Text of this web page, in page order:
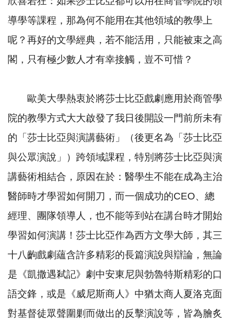
導學等課程，那為何不能用在其他領域的教學上
呢？再好的文學經典，若不能活用，只能被束之高
閣，只有極少數人才有幸接觸，豈不可惜？
歐美大學熱衷於將莎士比亞戲劇應用於商管學
院的教學方式大大啟發了我日後開設一門前所未有
的「莎士比亞與演講藝術」（後更名為「莎士比亞
與公眾演說」）跨領域課程，特別將莎士比亞與演
講藝術相結合，原因在於：醫學生不能在成為主治
醫師時才學習如何開刀，而一個成功的CEO、總
經理、團隊領導人，也不能等到站在講台時才開始
學習如何演講！莎士比亞作為西方文學大師，其三
十八齣戲劇蘊含許多精彩的長篇演說與辯論，無論
是《凱撒遇弒記》劇中安東尼與勃魯特斯精彩的口
語交鋒，或是《威尼斯商人》中猶太商人夏洛克面
對基督徒眾聲圍剿而做出的反擊演說等，皆為膾炙